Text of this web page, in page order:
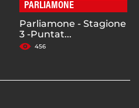
PARLIAMONE
Parliamone - Stagione
3 -Puntat...
456